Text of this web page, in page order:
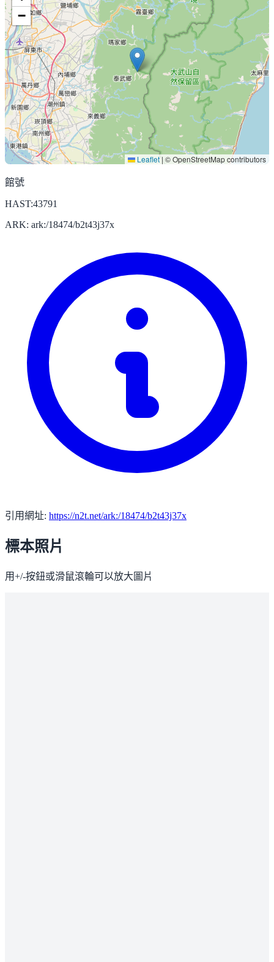
−
Leaflet | © OpenStreetMap contributors
館號
HAST:43791
ARK: ark:/18474/b2t43j37x
引用網址: https://n2t.net/ark:/18474/b2t43j37x
標本照片
用+/-按鈕或滑鼠滾輪可以放大圖片